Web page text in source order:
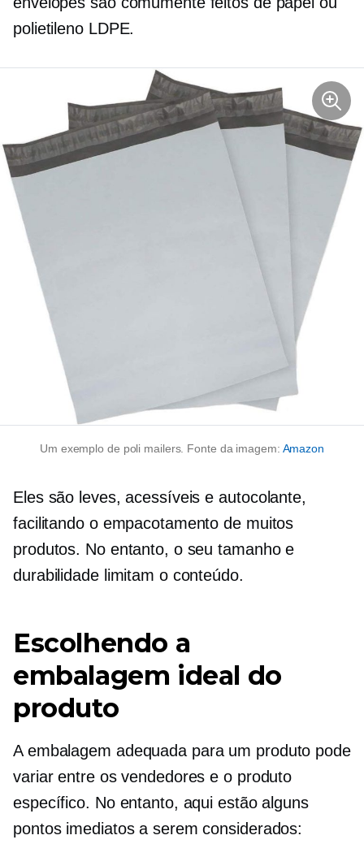
polietileno LDPE.
Um exemplo de poli mailers. Fonte da imagem: Amazon
Eles são leves, acessíveis eautocolante,
facilitando o empacotamento de muitos
produtos. No entanto, o seu tamanho e
durabilidade limitam o conteúdo.
Escolhendo a
embalagem ideal do
produto
A embalagem adequada para um produto pode
variar entre os vendedores e o produto
específico. No entanto, aqui estão alguns
pontos imediatos a serem considerados: